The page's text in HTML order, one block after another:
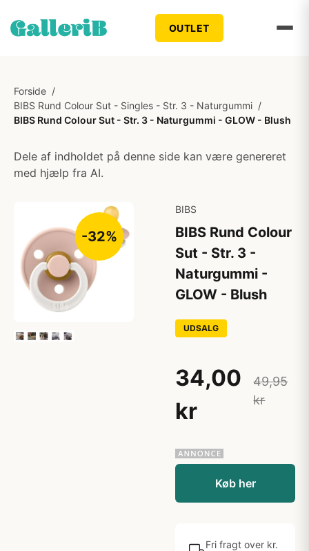
OUTLET
Forside /
BIBS Rund Colour Sut - Singles - Str. 3 - Naturgummi /
BIBS Rund Colour Sut - Str. 3 - Naturgummi - GLOW - Blush
Dele af indholdet på denne side kan være genereret
med hjælp fra AI.
-32%
BIBS
BIBS Rund Colour
Sut - Str. 3 -
Naturgummi -
GLOW - Blush
UDSALG
34,00
kr
49,95
kr
Køb her
Fri fragt over kr.